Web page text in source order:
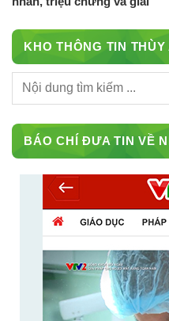
KHO THÔNG TIN THÙY
BÁO CHÍ ĐƯA TIN VỀ